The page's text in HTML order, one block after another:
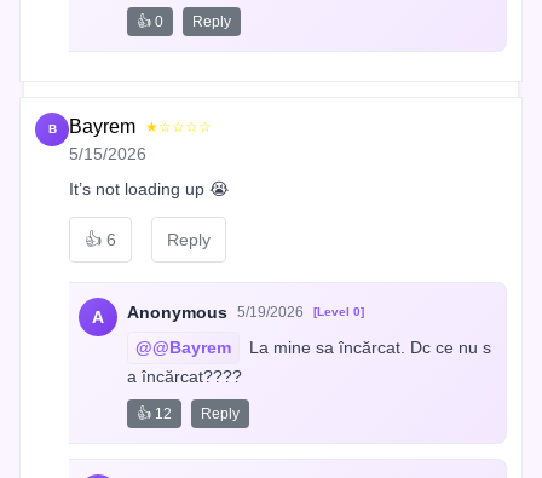
👍 0 Reply
B Bayrem ★☆☆☆☆
5/15/2026
It’s not loading up 😭
👍 6 Reply
A Anonymous 5/19/2026 [Level 0]
@@Bayrem
La mine sa încărcat. Dc ce nu s
a încărcat????
👍 12 Reply